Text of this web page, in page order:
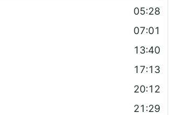
05:28
07:01
13:40
17:13
20:12
21:29